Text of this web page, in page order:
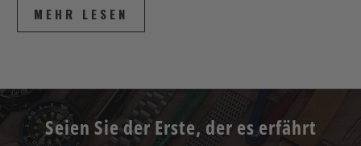
MEHR LESEN
Seien Sie der Erste, der es erfährt